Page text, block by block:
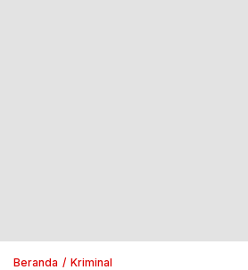
Beranda Kriminal